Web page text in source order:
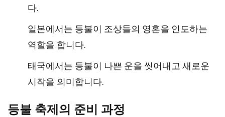
다.
일본에서는 등불이 조상들의 영혼을 인도하는
역할을 합니다.
태국에서는 등불이 나쁜 운을 씻어내고 새로운
시작을 의미합니다.
등불 축제의 준비 과정